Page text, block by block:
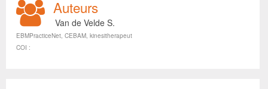
Auteurs
Van de Velde S.
EBMPracticeNet, CEBAM, kinesitherapeut
COI :